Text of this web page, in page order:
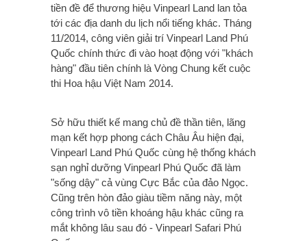
tiền đề để thương hiệu Vinpearl Land lan tỏa
tới các địa danh du lịch nổi tiếng khác. Tháng
11/2014, công viên giải trí Vinpearl Land Phú
Quốc chính thức đi vào hoạt động với "khách
hàng" đầu tiên chính là Vòng Chung kết cuộc
thi Hoa hậu Việt Nam 2014.
Sở hữu thiết kế mang chủ đề thần tiên, lãng
mạn kết hợp phong cách Châu Âu hiện đại,
Vinpearl Land Phú Quốc cùng hệ thống khách
sạn nghỉ dưỡng Vinpearl Phú Quốc đã làm
"sống dậy" cả vùng Cực Bắc của đảo Ngọc.
Cũng trên hòn đảo giàu tiềm năng này, một
công trình vô tiền khoáng hậu khác cũng ra
mắt không lâu sau đó - Vinpearl Safari Phú